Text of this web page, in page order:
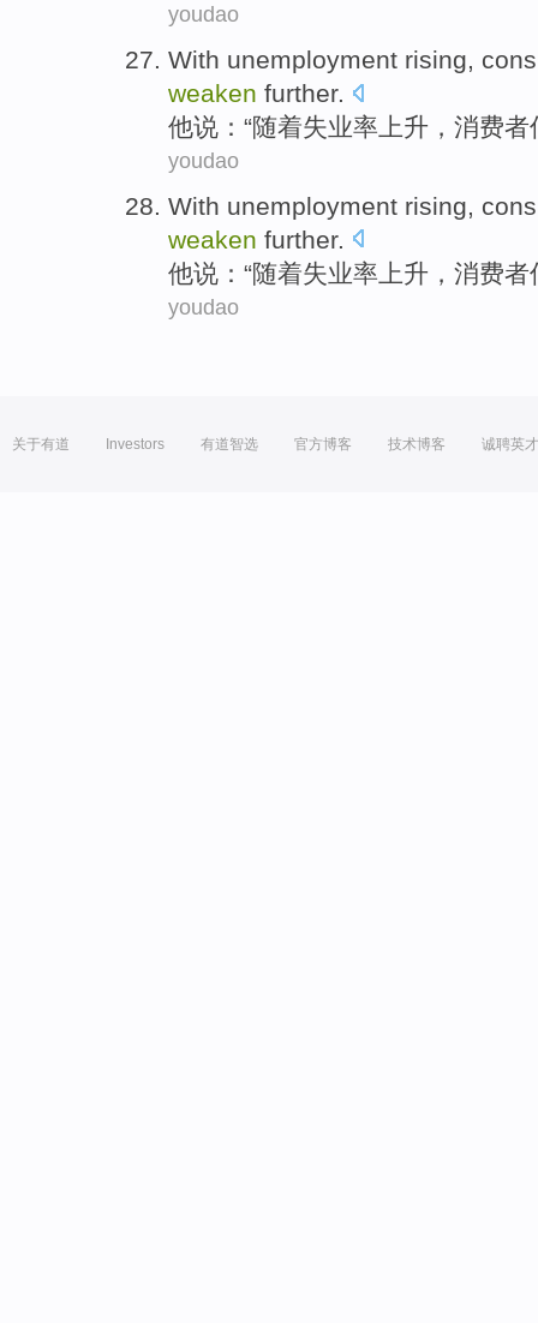
youdao
With unemployment rising,
weaken further.
他说：“随着失业率 上升 ， 消费者
youdao
With unemployment rising
weaken further.
他说：“随着失业率 上升 ， 消费者
youdao
关于有道 Investors 有道智选 官方博客 技术博客 诚聘英才